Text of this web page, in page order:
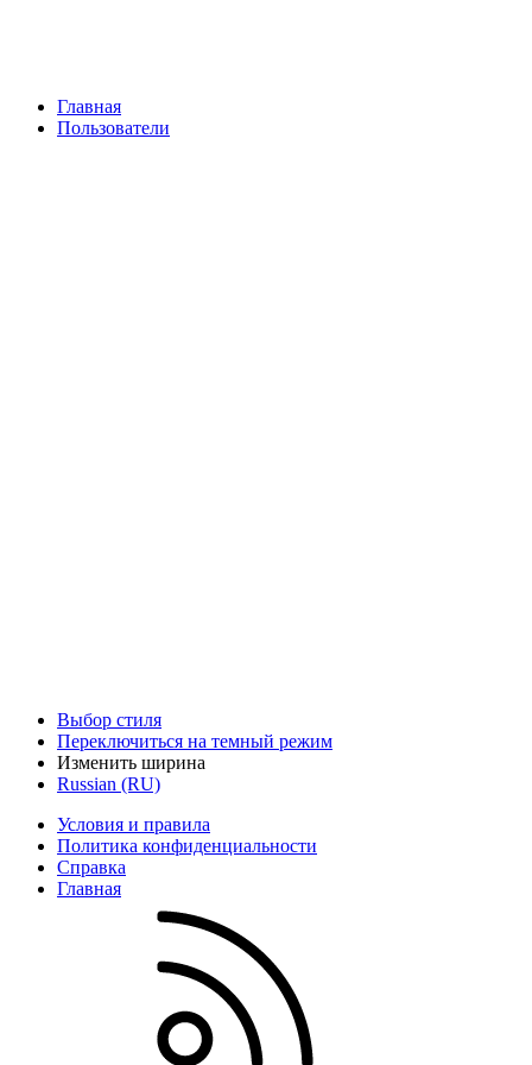
Главная
Пользователи
Выбор стиля
Переключиться на темный режим
Изменить ширина
Russian (RU)
Условия и правила
Политика конфиденциальности
Справка
Главная